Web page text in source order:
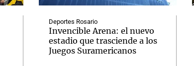
Deportes Rosario
Invencible Arena: el nuevo
estadio que trasciende a los
Juegos Suramericanos